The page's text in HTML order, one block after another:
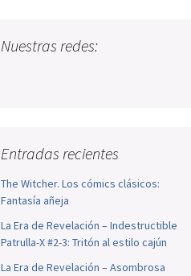
Nuestras redes:
Entradas recientes
The Witcher. Los cómics clásicos:
Fantasía añeja
La Era de Revelación – Indestructible
Patrulla-X #2-3: Tritón al estilo cajún
La Era de Revelación – Asombrosa